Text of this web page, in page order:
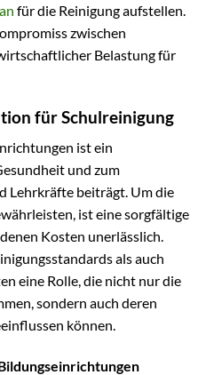
für die Reinigung aufstellen.
zwischen
Belastung für
für Schulreinigung
ist ein
und zum
Lehrkräfte beiträgt. Um die
ist eine sorgfältige
Kosten unerlässlich.
als auch
eine Rolle, die nicht nur die
sondern auch deren
können.